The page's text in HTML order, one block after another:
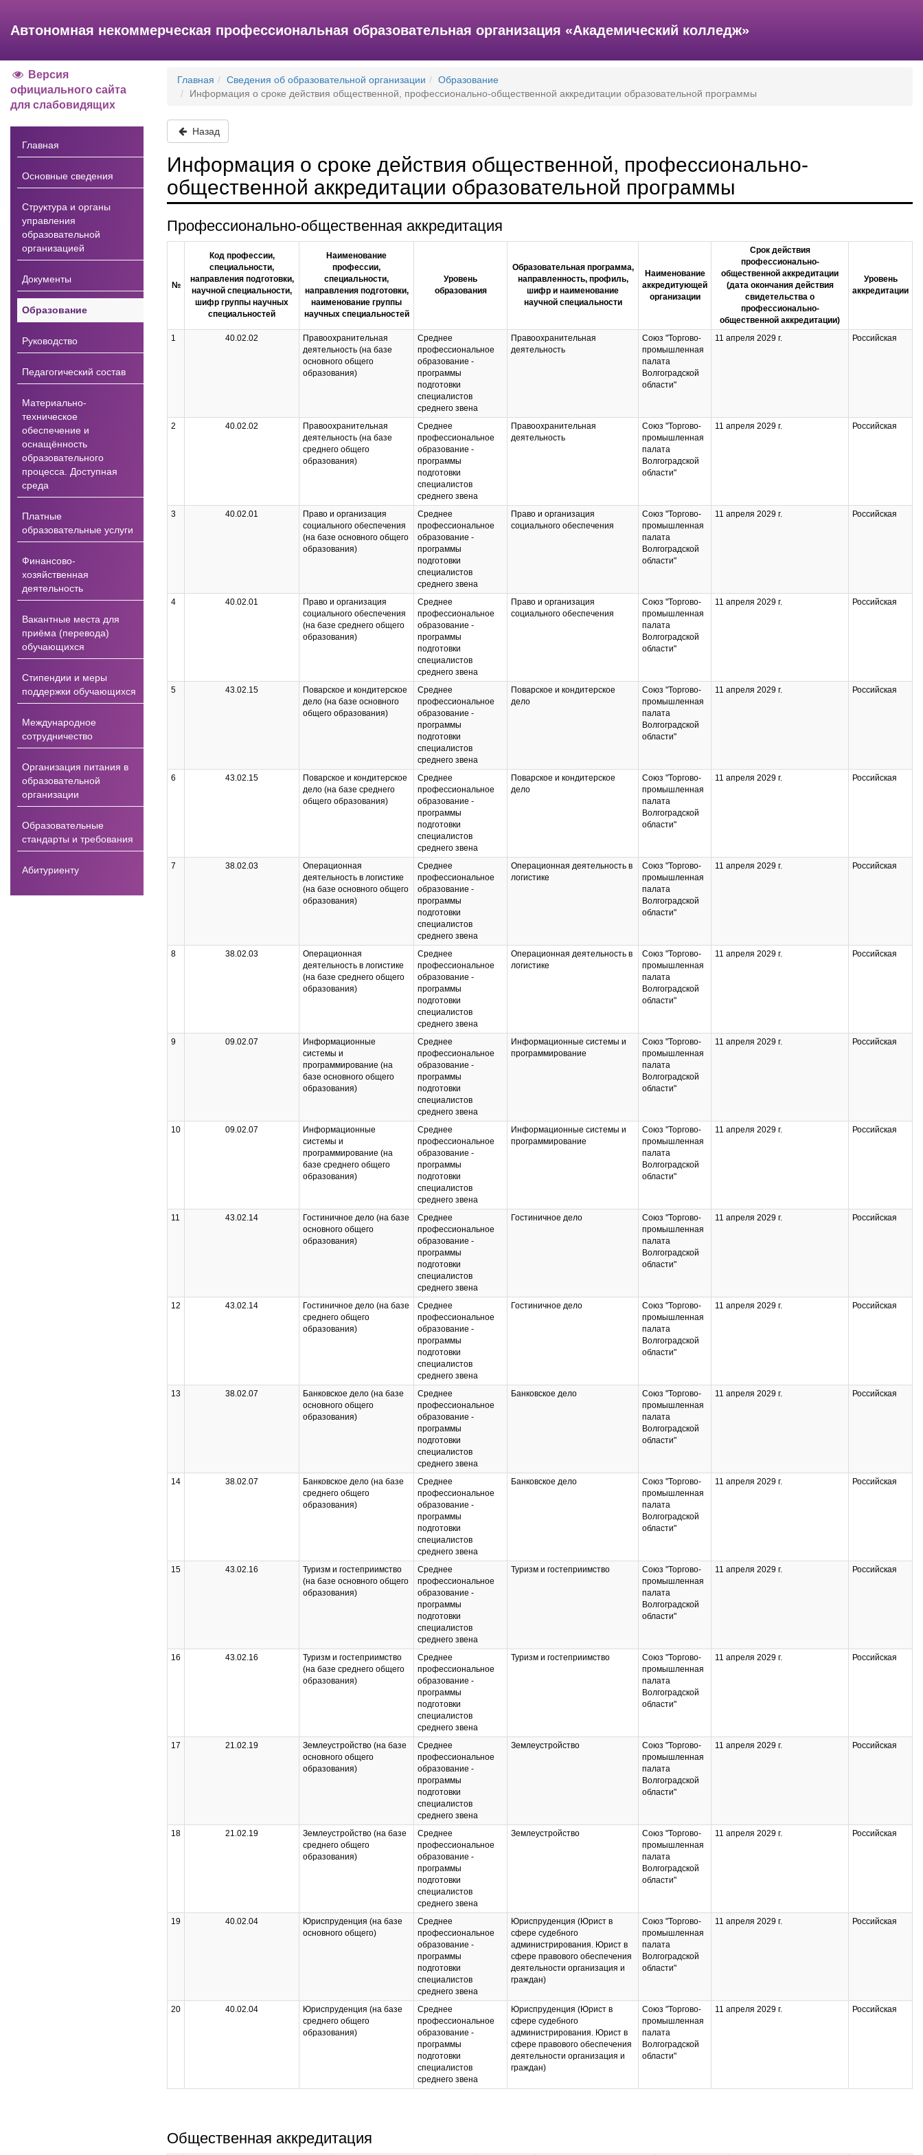
Автономная некоммерческая профессиональная образовательная организация «Академический колледж»
Версия
официального сайта
для слабовидящих
Главная
Основные сведения
Структура и органы
управления
образовательной
организацией
Документы
Образование
Руководство
Педагогический состав
Материально-
техническое
обеспечение и
оснащённость
образовательного
процесса. Доступная
среда
Платные
образовательные услуги
Финансово-
хозяйственная
деятельность
Вакантные места для
приёма (перевода)
обучающихся
Стипендии и меры
поддержки обучающихся
Международное
сотрудничество
Организация питания в
образовательной
организации
Образовательные
стандарты и требования
Абитуриенту
Главная Сведения об образовательной организации
Образование
Информация о сроке действия общественной, профессионально-общественной аккредитации образовательной программы
Назад
Информация о сроке действия общественной, профессионально-
общественной аккредитации образовательной программы
Профессионально-общественная аккредитация
№
Код профессии,
специальности,
направления подготовки,
научной специальности,
шифр группы научных
специальностей
Наименование
профессии,
специальности,
направления подготовки,
наименование группы
научных специальностей
Уровень
образования
Образовательная программа,
направленность, профиль,
шифр и наименование
научной специальности
Наименование
аккредитующей
организации
Срок действия
профессионально-
общественной аккредитации
(дата окончания действия
свидетельства о
профессионально-
общественной аккредитации)
Уровень
аккредитации
1 40.02.02
Правоохранительная
деятельность (на базе
основного общего
образования)
Среднее
профессиональное
образование -
программы
подготовки
специалистов
среднего звена
Правоохранительная
деятельность
Союз "Торгово-
промышленная
палата
Волгоградской
области"
11 апреля 2029 г. Российская
2 40.02.02
Правоохранительная
деятельность (на базе
среднего общего
образования)
Среднее
профессиональное
образование -
программы
подготовки
специалистов
среднего звена
Правоохранительная
деятельность
Союз "Торгово-
промышленная
палата
Волгоградской
области"
11 апреля 2029 г. Российская
3 40.02.01
Право и организация
социального обеспечения
(на базе основного общего
образования)
Среднее
профессиональное
образование -
программы
подготовки
специалистов
среднего звена
Право и организация
социального обеспечения
Союз "Торгово-
промышленная
палата
Волгоградской
области"
11 апреля 2029 г. Российская
4 40.02.01
Право и организация
социального обеспечения
(на базе среднего общего
образования)
Среднее
профессиональное
образование -
программы
подготовки
специалистов
среднего звена
Право и организация
социального обеспечения
Союз "Торгово-
промышленная
палата
Волгоградской
области"
11 апреля 2029 г. Российская
5 43.02.15
Поварское и кондитерское
дело (на базе основного
общего образования)
Среднее
профессиональное
образование -
программы
подготовки
специалистов
среднего звена
Поварское и кондитерское
дело
Союз "Торгово-
промышленная
палата
Волгоградской
области"
11 апреля 2029 г. Российская
6 43.02.15
Поварское и кондитерское
дело (на базе среднего
общего образования)
Среднее
профессиональное
образование -
программы
подготовки
специалистов
среднего звена
Поварское и кондитерское
дело
Союз "Торгово-
промышленная
палата
Волгоградской
области"
11 апреля 2029 г. Российская
7 38.02.03
Операционная
деятельность в логистике
(на базе основного общего
образования)
Среднее
профессиональное
образование -
программы
подготовки
специалистов
среднего звена
Операционная деятельность в
логистике
Союз "Торгово-
промышленная
палата
Волгоградской
области"
11 апреля 2029 г. Российская
8 38.02.03
Операционная
деятельность в логистике
(на базе среднего общего
образования)
Среднее
профессиональное
образование -
программы
подготовки
специалистов
среднего звена
Операционная деятельность в
логистике
Союз "Торгово-
промышленная
палата
Волгоградской
области"
11 апреля 2029 г. Российская
9 09.02.07
Информационные
системы и
программирование (на
базе основного общего
образования)
Среднее
профессиональное
образование -
программы
подготовки
специалистов
среднего звена
Информационные системы и
программирование
Союз "Торгово-
промышленная
палата
Волгоградской
области"
11 апреля 2029 г. Российская
10 09.02.07
Информационные
системы и
программирование (на
базе среднего общего
образования)
Среднее
профессиональное
образование -
программы
подготовки
специалистов
среднего звена
Информационные системы и
программирование
Союз "Торгово-
промышленная
палата
Волгоградской
области"
11 апреля 2029 г. Российская
11 43.02.14
Гостиничное дело (на базе
основного общего
образования)
Среднее
профессиональное
образование -
программы
подготовки
специалистов
среднего звена
Гостиничное дело
Союз "Торгово-
промышленная
палата
Волгоградской
области"
11 апреля 2029 г. Российская
12 43.02.14
Гостиничное дело (на базе
среднего общего
образования)
Среднее
профессиональное
образование -
программы
подготовки
специалистов
среднего звена
Гостиничное дело
Союз "Торгово-
промышленная
палата
Волгоградской
области"
11 апреля 2029 г. Российская
13 38.02.07
Банковское дело (на базе
основного общего
образования)
Среднее
профессиональное
образование -
программы
подготовки
специалистов
среднего звена
Банковское дело
Союз "Торгово-
промышленная
палата
Волгоградской
области"
11 апреля 2029 г. Российская
14 38.02.07
Банковское дело (на базе
среднего общего
образования)
Среднее
профессиональное
образование -
программы
подготовки
специалистов
среднего звена
Банковское дело
Союз "Торгово-
промышленная
палата
Волгоградской
области"
11 апреля 2029 г. Российская
15 43.02.16
Туризм и гостеприимство
(на базе основного общего
образования)
Среднее
профессиональное
образование -
программы
подготовки
специалистов
среднего звена
Туризм и гостеприимство
Союз "Торгово-
промышленная
палата
Волгоградской
области"
11 апреля 2029 г. Российская
16 43.02.16
Туризм и гостеприимство
(на базе среднего общего
образования)
Среднее
профессиональное
образование -
программы
подготовки
специалистов
среднего звена
Туризм и гостеприимство
Союз "Торгово-
промышленная
палата
Волгоградской
области"
11 апреля 2029 г. Российская
17 21.02.19
Землеустройство (на базе
основного общего
образования)
Среднее
профессиональное
образование -
программы
подготовки
специалистов
среднего звена
Землеустройство
Союз "Торгово-
промышленная
палата
Волгоградской
области"
11 апреля 2029 г. Российская
18 21.02.19
Землеустройство (на базе
среднего общего
образования)
Среднее
профессиональное
образование -
программы
подготовки
специалистов
среднего звена
Землеустройство
Союз "Торгово-
промышленная
палата
Волгоградской
области"
11 апреля 2029 г. Российская
19 40.02.04
Юриспруденция (на базе
основного общего)
Среднее
профессиональное
образование -
программы
подготовки
специалистов
среднего звена
Юриспруденция (Юрист в
сфере судебного
администрирования. Юрист в
сфере правового обеспечения
деятельности организация и
граждан)
Союз "Торгово-
промышленная
палата
Волгоградской
области"
11 апреля 2029 г. Российская
20 40.02.04
Юриспруденция (на базе
среднего общего
образования)
Среднее
профессиональное
образование -
программы
подготовки
специалистов
среднего звена
Юриспруденция (Юрист в
сфере судебного
администрирования. Юрист в
сфере правового обеспечения
деятельности организация и
граждан)
Союз "Торгово-
промышленная
палата
Волгоградской
области"
11 апреля 2029 г. Российская
Общественная аккредитация